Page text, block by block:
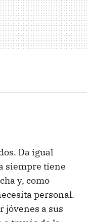
Da igual
siempre tiene
y, como
personal.
jóvenes a sus